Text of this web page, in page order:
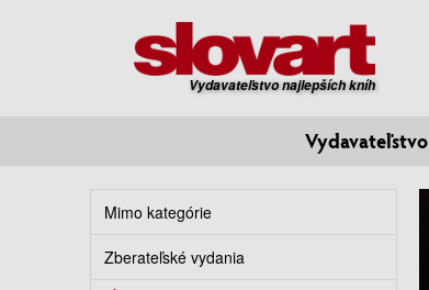
Vydavateľstvo najlepších kníh
Vydavateľstvo
Mimo kategórie
Zberateľské vydania